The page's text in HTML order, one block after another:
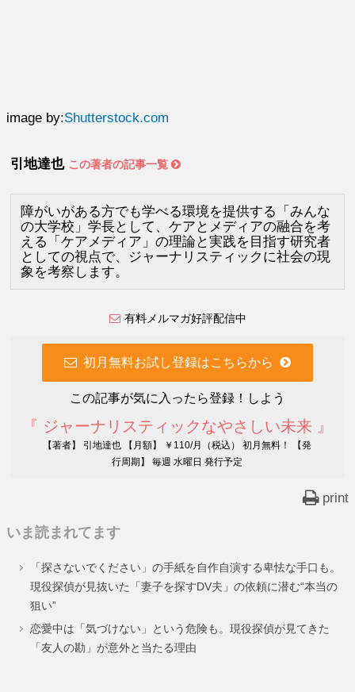
image by:Shutterstock.com
引地達也 この著者の記事一覧
障がいがある方でも学べる環境を提供する「みんな
の大学校」学長として、ケアとメディアの融合を考
える「ケアメディア」の理論と実践を目指す研究者
としての視点で、ジャーナリスティックに社会の現
象を考察します。
有料メルマガ好評配信中
初月無料お試し登録はこちらから
この記事が気に入ったら登録！しよう
『 ジャーナリスティックなやさしい未来 』
【著者】 引地達也 【月額】 ￥110/月（税込） 初月無料！ 【発
行周期】 毎週 水曜日 発行予定
print
いま読まれてます
「探さないでください」の手紙を自作自演する卑怯な手口も。
現役探偵が見抜いた「妻子を探すDV夫」の依頼に潜む“本当の
狙い”
恋愛中は「気づけない」という危険も。現役探偵が見てきた
「友人の勘」が意外と当たる理由